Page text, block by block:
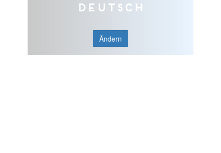
Deutsch
Ändern